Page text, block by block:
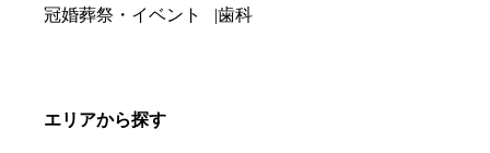
冠婚葬祭・イベント
歯科
エリアから探す